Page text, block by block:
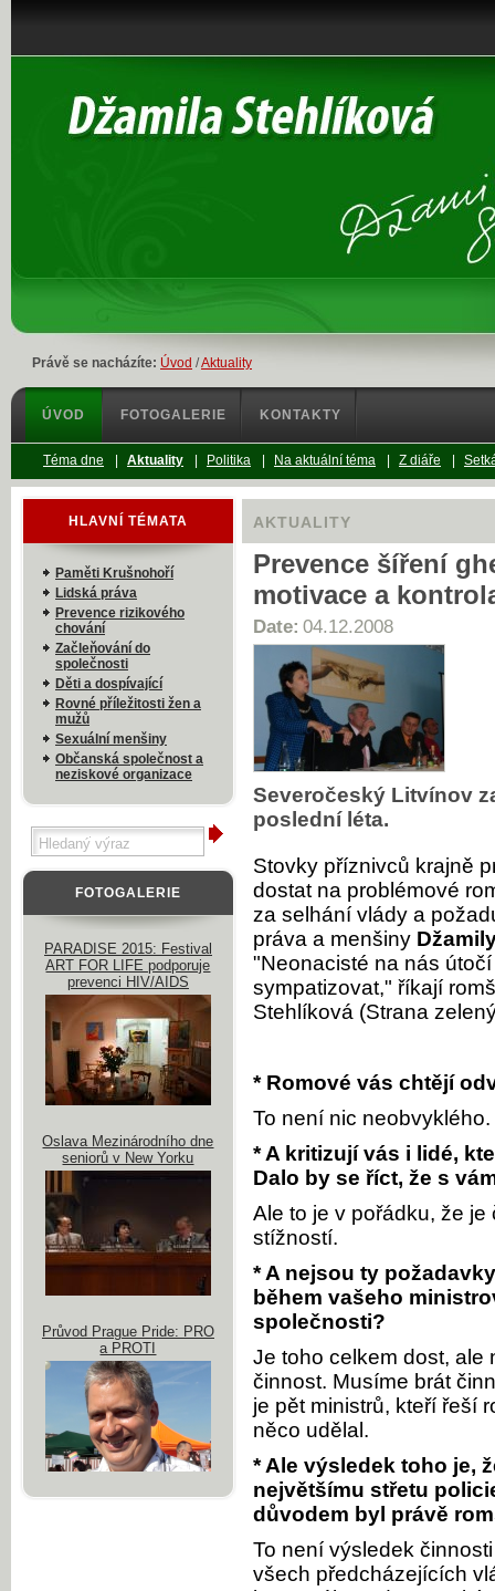
Právě se nacházíte: Úvod /Aktuality
AKTUALITY
Prevence šíření
motivace a
Date: 04.12.2008
Severočeský Litvínov
poslední léta.
Stovky příznivců krajně
dostat na problémové
za selhání vlády a
práva a menšiny
"Neonacisté na nás
sympatizovat," říkají
Stehlíková (Strana
* Romové vás chtějí
To není nic neobvyklého.
* A kritizují vás i lidé,
Dalo by se říct, že s
Ale to je v pořádku, že
stížností.
* A nejsou ty
během vašeho
společnosti?
Je toho celkem dost, ale
činnost. Musíme brát
je pět ministrů, kteří řeší
něco udělal.
* Ale výsledek toho je,
největšímu střetu
důvodem byl právě
To není výsledek
všech předcházejících
HLAVNÍ TÉMATA
Paměti Krušnohoří
Lidská práva
Prevence rizikového
chování
Začleňování do
společnosti
Děti a dospívající
Rovné příležitosti žen a
mužů
Sexuální menšiny
Občanská společnost a
neziskové organizace
FOTOGALERIE
PARADISE 2015: Festival
ART FOR LIFE podporuje
prevenci HIV/AIDS
Oslava Mezinárodního dne
seniorů v New Yorku
Průvod Prague Pride: PRO
a PROTI
ÚVOD FOTOGALERIE KONTAKTY
Téma dne Aktuality Politika Na aktuální téma Z diáře